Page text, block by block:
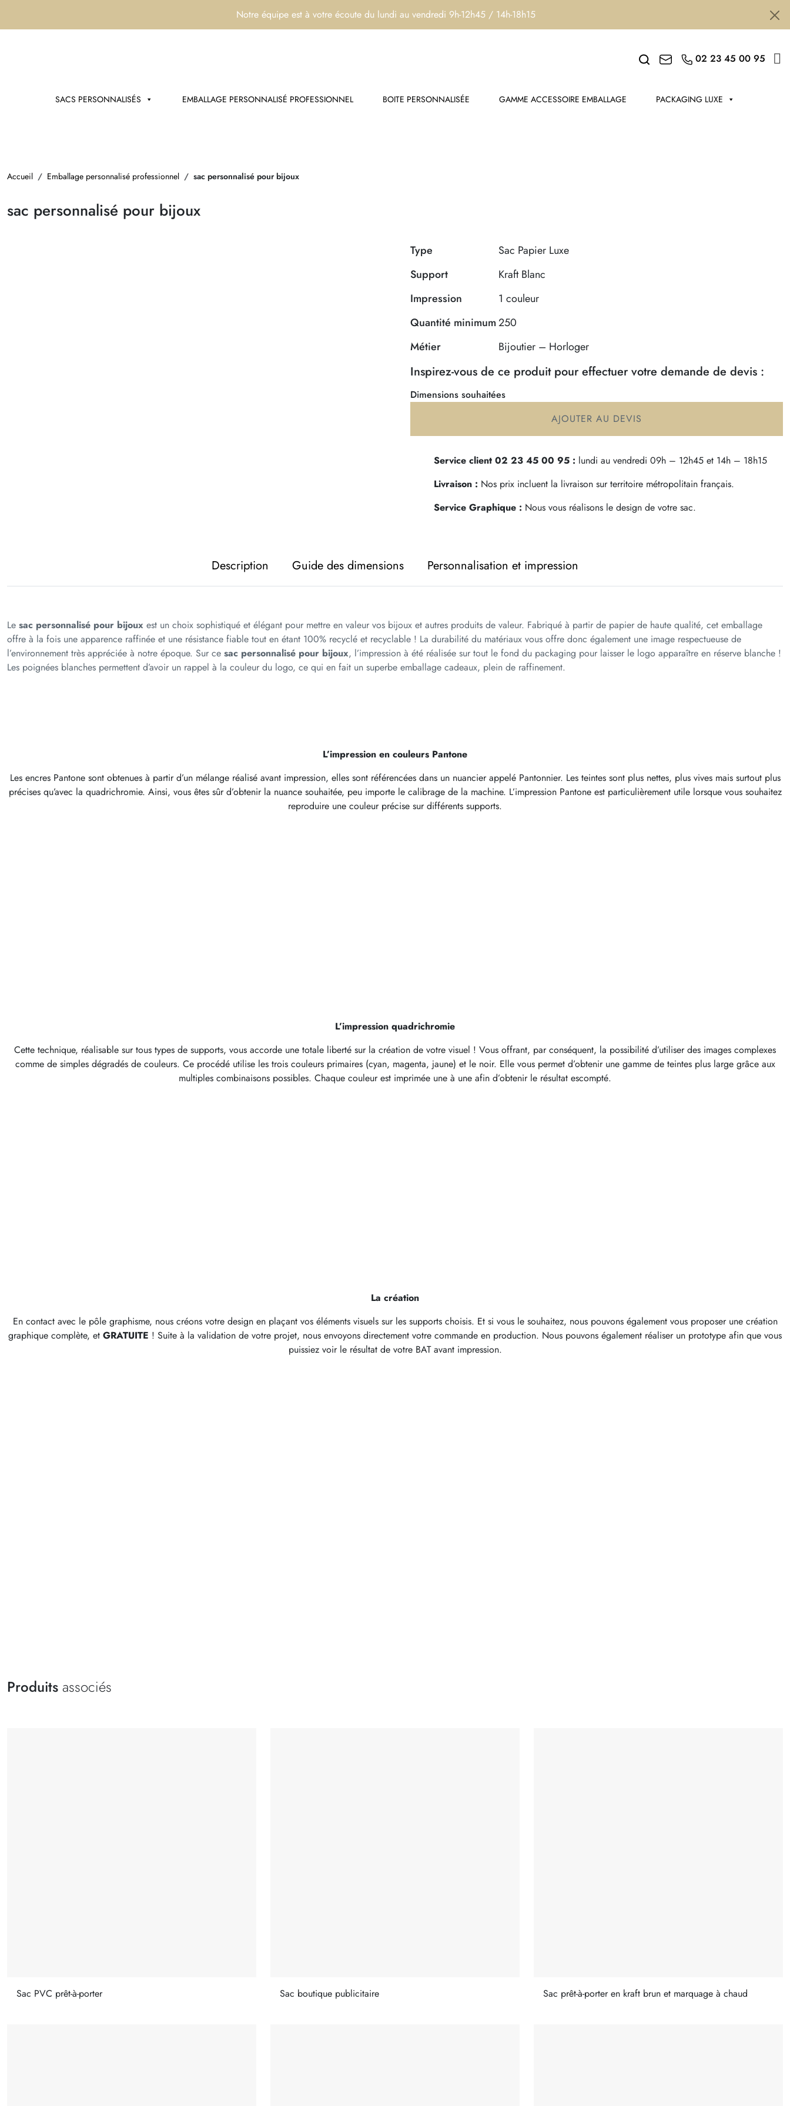
Notre équipe est à votre écoute du lundi au vendredi 9h-12h45 / 14h-18h15
Search 02 23 45 00 95
SACS PERSONNALISÉS EMBALLAGE PERSONNALISÉ PROFESSIONNEL BOITE PERSONNALISÉE GAMME ACCESSOIRE EMBALLAGE PACKAGING LUXE
Accueil Emballage personnalisé professionnel sac personnalisé pour bijoux
sac personnalisé pour bijoux
Type
Sac Papier Luxe
Support
Kraft Blanc
Impression
1 couleur
Quantité minimum 250
Métier
Bijoutier – Horloger
Inspirez-vous de ce produit pour effectuer votre demande de devis :
Dimensions souhaitées
AJOUTER AU DEVIS
Service client 02 23 45 00 95 : lundi au vendredi 09h – 12h45 et 14h – 18h15
Livraison : Nos prix incluent la livraison sur territoire métropolitain français.
Service Graphique : Nous vous réalisons le design de votre sac.
Description Guide des dimensions Personnalisation et impression
Le sac personnalisé pour bijoux est un choix sophistiqué et élégant pour mettre en valeur vos bijoux et autres produits de valeur. Fabriqué à partir de papier de haute qualité, cet emballage
offre à la fois une apparence raffinée et une résistance fiable tout en étant 100% recyclé et recyclable ! La durabilité du matériaux vous offre donc également une image respectueuse de
l’environnement très appréciée à notre époque. Sur ce sac personnalisé pour bijoux, l’impression à été réalisée sur tout le fond du packaging pour laisser le logo apparaître en réserve blanche !
Les poignées blanches permettent d’avoir un rappel à la couleur du logo, ce qui en fait un superbe emballage cadeaux, plein de raffinement.
L’impression en couleurs Pantone
Les encres Pantone sont obtenues à partir d’un mélange réalisé avant impression, elles sont référencées dans un nuancier appelé Pantonnier. Les teintes sont plus nettes, plus vives mais surtout plus
précises qu’avec la quadrichromie. Ainsi, vous êtes sûr d’obtenir la nuance souhaitée, peu importe le calibrage de la machine. L’impression Pantone est particulièrement utile lorsque vous souhaitez
reproduire une couleur précise sur différents supports.
L’impression quadrichromie
Cette technique, réalisable sur tous types de supports, vous accorde une totale liberté sur la création de votre visuel ! Vous offrant, par conséquent, la possibilité d’utiliser des images complexes
comme de simples dégradés de couleurs. Ce procédé utilise les trois couleurs primaires (cyan, magenta, jaune) et le noir. Elle vous permet d’obtenir une gamme de teintes plus large grâce aux
multiples combinaisons possibles. Chaque couleur est imprimée une à une afin d’obtenir le résultat escompté.
La création
En contact avec le pôle graphisme, nous créons votre design en plaçant vos éléments visuels sur les supports choisis. Et si vous le souhaitez, nous pouvons également vous proposer une création
graphique complète, et GRATUITE ! Suite à la validation de votre projet, nous envoyons directement votre commande en production. Nous pouvons également réaliser un prototype afin que vous
puissiez voir le résultat de votre BAT avant impression.
Produits associés
Sac PVC prêt-à-porter Sac boutique publicitaire Sac prêt-à-porter en kraft brun et marquage à chaud